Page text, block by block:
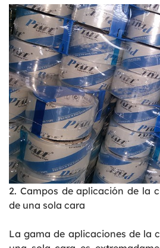
2. Campos de aplicación de la
de una sola cara
La gama de aplicaciones de la